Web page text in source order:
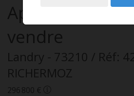
Appartement3
vendre
Landry - 73210 / Réf:
RICHERMOZ
296 800 €